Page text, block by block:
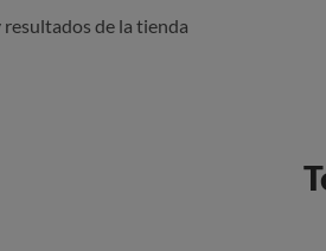
resultados de la tienda